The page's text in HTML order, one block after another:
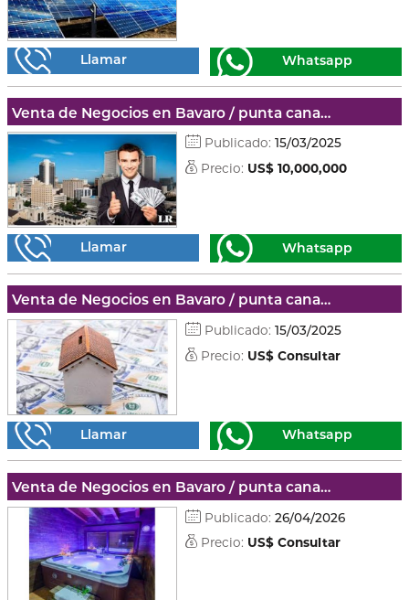
Llamar Whatsapp
Venta de Negocios en Bavaro / punta cana - La altagracia
Publicado: 15/03/2025
Precio: US$ 10,000,000
Llamar Whatsapp
Venta de Negocios en Bavaro / punta cana - La altagracia
Publicado: 15/03/2025
Precio: US$ Consultar
Llamar Whatsapp
Venta de Negocios en Bavaro / punta cana - La altagracia
Publicado: 26/04/2026
Precio: US$ Consultar